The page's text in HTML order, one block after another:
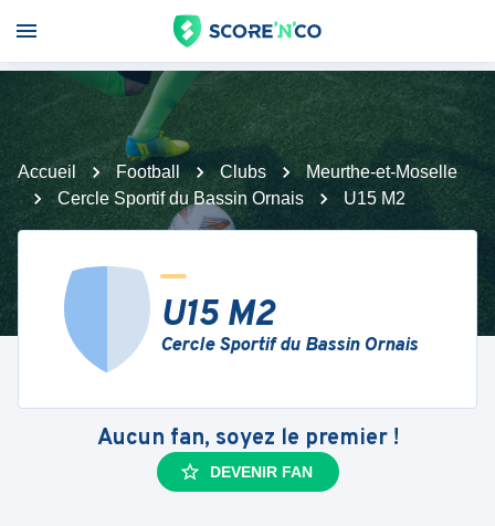
Accueil Football Clubs
Meurthe-et-Moselle
Cercle Sportif du Bassin Ornais
U15 M2
U15 M2
Cercle Sportif du Bassin Ornais
Aucun fan, soyez le premier !
DEVENIR FAN